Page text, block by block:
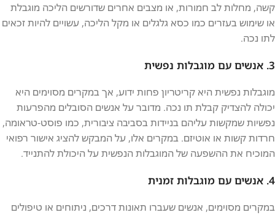
קשה, מחלות לב חמורות, או מצבים אחרים שדורשים הליכה מוגבלת
או שימוש בעזרים כמו כסא גלגלים או מקל הליכה, עשויים להיות זכאים
לתו נכה.
3. אנשים עם מוגבלות נפשית
מוגבלות נפשית היא קריטריון פחות ידוע, אך במקרים מסוימים היא
יכולה להצדיק קבלת תו נכה. מדובר על אנשים הסובלים מהפרעות
נפשיות שמקשות עליהם בניידות בסביבה ציבורית, כמו פוסט-טראומה,
חרדות קשות או אוטיזם. במקרים אלו, על המבקש להציג אישור רפואי
המוכיח את ההשפעה של המוגבלות הנפשית על היכולת להתנייד.
4. אנשים עם מוגבלות זמנית
במקרים מסוימים, אנשים שעברו תאונות דרכים, ניתוחים או טיפולים